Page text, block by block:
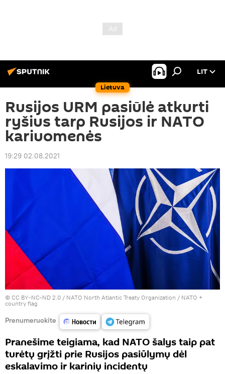
Lietuva
LIT
Rusijos URM pasiūlė atkurti
ryšius tarp Rusijos ir NATO
kariuomenės
19:29 02.08.2021
© CC BY-NC-ND 2.0 / NATO North Atlantic Treaty Organization / NATO +
country flag
Prenumeruokite
Pranešime teigiama, kad NATO šalys taip pat
turėtų grįžti prie Rusijos pasiūlymų dėl
eskalavimo ir karinių incidentų